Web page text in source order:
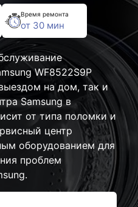
Время ремонта
от 30 мин
WF8522S9P
на дом, так и
Samsung в
от типа поломки и
центр
оборудованием для
проблем